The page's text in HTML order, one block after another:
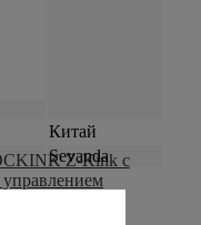
Китай
Sevanda